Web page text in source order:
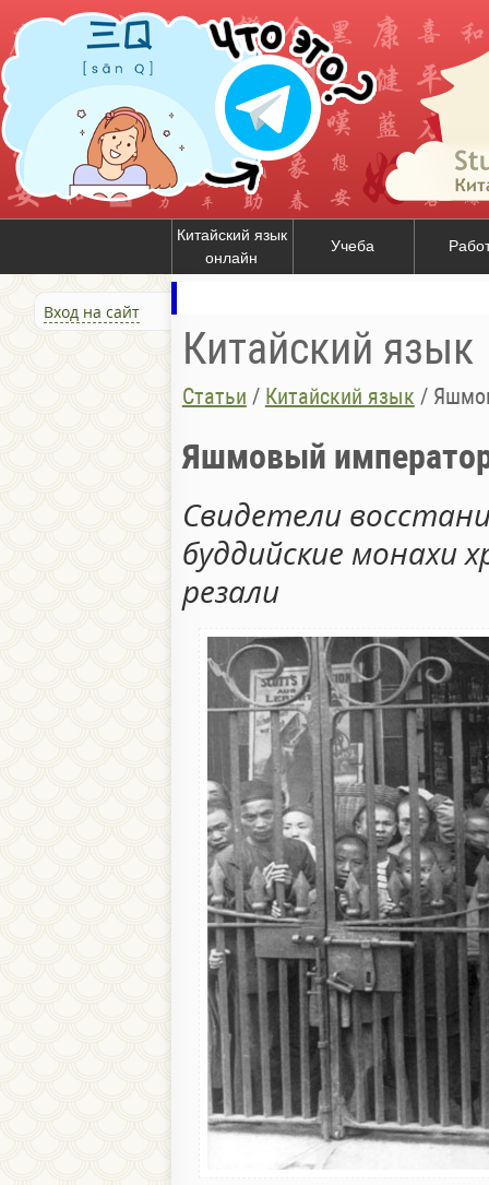
Китайский язык
онлайн
Учеба
Вход на сайт
Китайский язык
Статьи / Китайский язык /
Яшмовый
Свидетели
буддийские монахи
резали